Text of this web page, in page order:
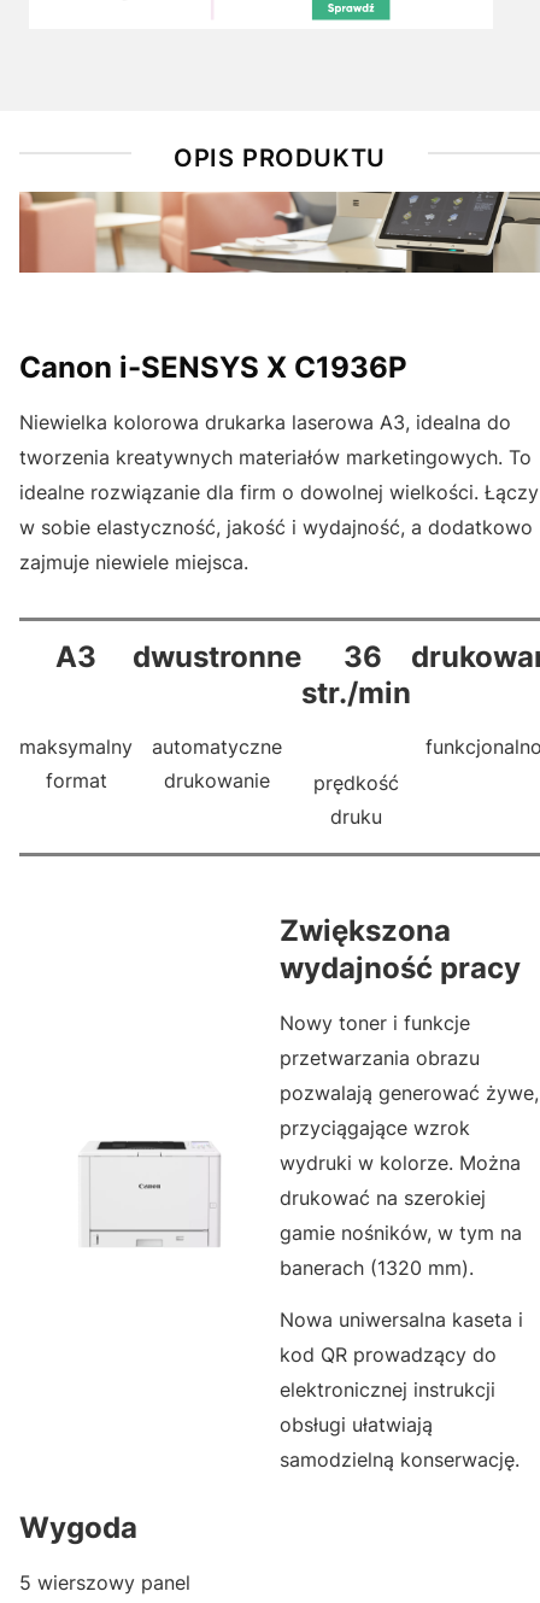
OPIS PRODUKTU
Canon i-SENSYS X C1936P
Niewielka kolorowa drukarka laserowa A3, idealna do
tworzenia kreatywnych materiałów marketingowych. To
idealne rozwiązanie dla firm o dowolnej wielkości. Łączy
w sobie elastyczność, jakość i wydajność, a dodatkowo
zajmuje niewiele miejsca.
A3
maksymalny
format
dwustronne
automatyczne
drukowanie
36
str./min
prędkość
druku
Zwiększona
wydajność pracy
Nowy toner i funkcje
przetwarzania obrazu
pozwalają generować żywe,
przyciągające wzrok
wydruki w kolorze. Można
drukować na szerokiej
gamie nośników, w tym na
banerach (1320 mm).
Nowa uniwersalna kaseta i
kod QR prowadzący do
elektronicznej instrukcji
obsługi ułatwiają
samodzielną konserwację.
Wygoda
5 wierszowy panel